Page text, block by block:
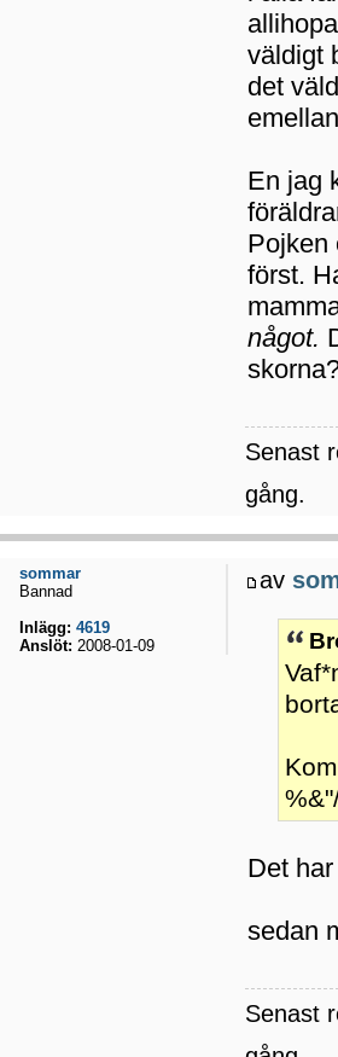
väldigt
det
En jag
Pojken
först.
något.
Senast
gång.
av
Det
sedan
Senast
sommar
Bannad
Inlägg: 4619
Anslöt: 2008-01-09